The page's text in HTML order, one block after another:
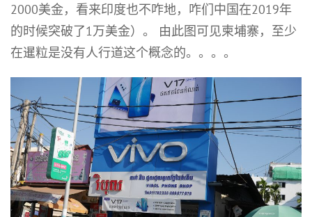
2000美金，看来印度也不咋地，咋们中国在2019年
的时候突破了1万美金）。 由此图可见柬埔寨，至少
在暹粒是没有人行道这个概念的。。。。